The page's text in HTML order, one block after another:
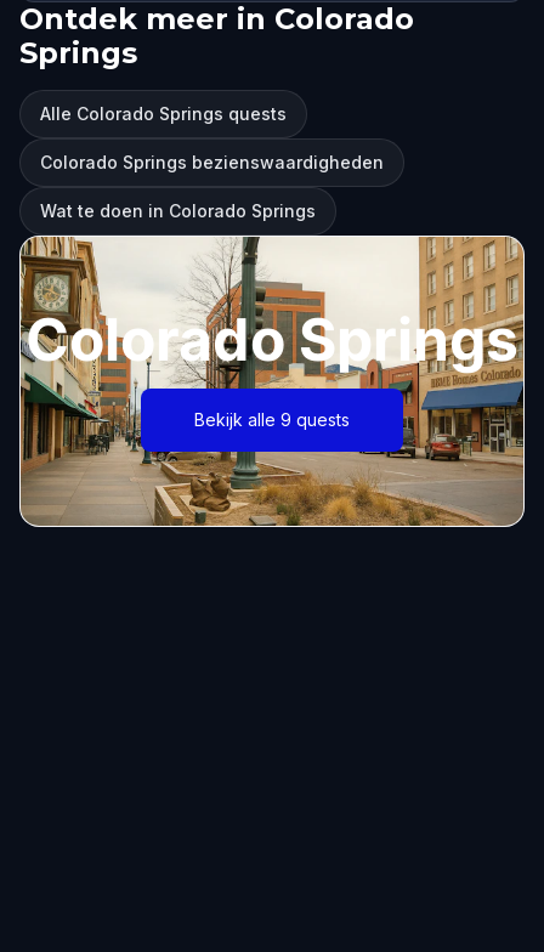
Ontdek meer in Colorado
Springs
Alle Colorado Springs quests
Colorado Springs bezienswaardigheden
Wat te doen in Colorado Springs
Colorado Springs
Bekijk alle 9 quests